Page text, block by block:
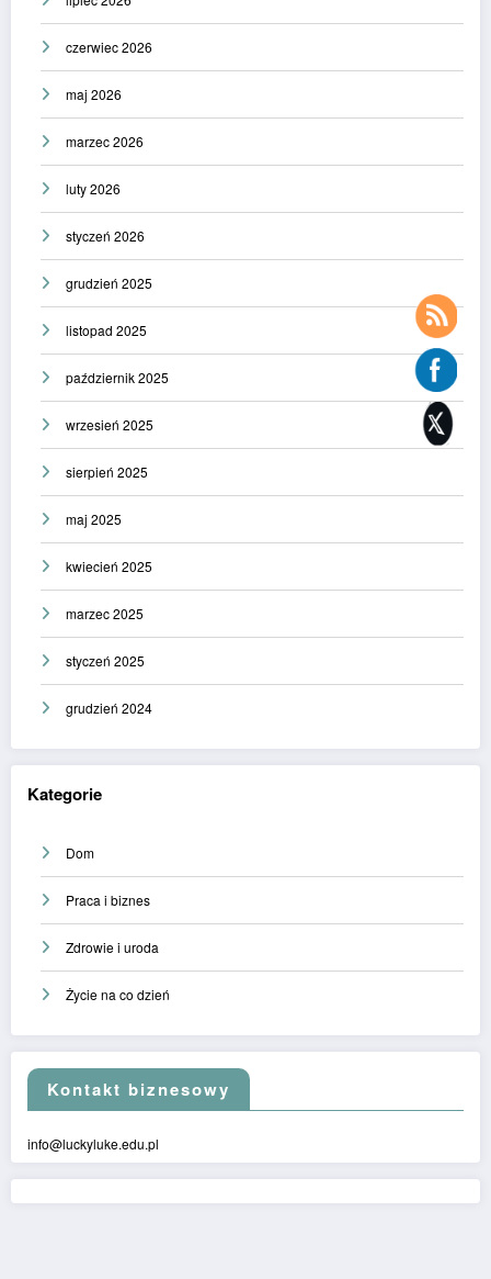
czerwiec 2026
maj 2026
marzec 2026
luty 2026
styczeń 2026
grudzień 2025
listopad 2025
październik 2025
wrzesień 2025
sierpień 2025
maj 2025
kwiecień 2025
marzec 2025
styczeń 2025
grudzień 2024
Kategorie
Dom
Praca i biznes
Zdrowie i uroda
Życie na co dzień
Kontakt biznesowy
info@luckyluke.edu.pl